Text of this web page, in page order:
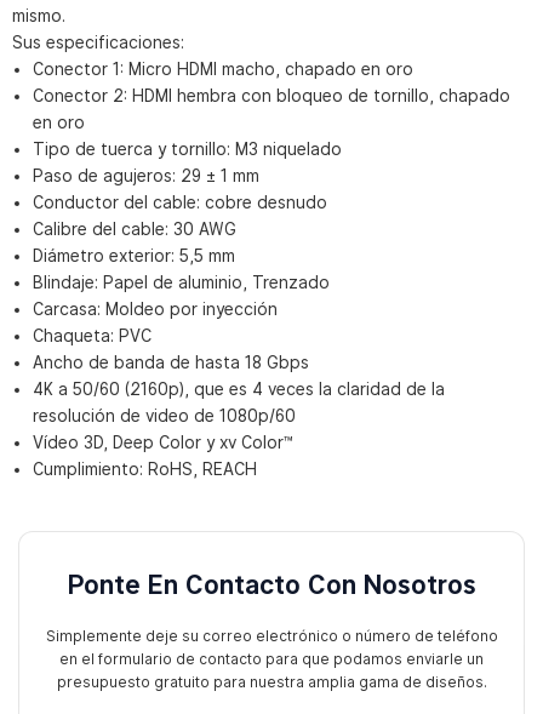
mismo.
Sus especificaciones:
Conector 1: Micro HDMI macho, chapado en oro
Conector 2: HDMI hembra con bloqueo de tornillo, chapado
en oro
Tipo de tuerca y tornillo: M3 niquelado
Paso de agujeros: 29 ± 1 mm
Conductor del cable: cobre desnudo
Calibre del cable: 30 AWG
Diámetro exterior: 5,5 mm
Blindaje: Papel de aluminio, Trenzado
Carcasa: Moldeo por inyección
Chaqueta: PVC
Ancho de banda de hasta 18 Gbps
4K a 50/60 (2160p), que es 4 veces la claridad de la
resolución de video de 1080p/60
Vídeo 3D, Deep Color y xv Color™
Cumplimiento: RoHS, REACH
Ponte En Contacto Con Nosotros
Simplemente deje su correo electrónico o número de teléfono
en el formulario de contacto para que podamos enviarle un
presupuesto gratuito para nuestra amplia gama de diseños.